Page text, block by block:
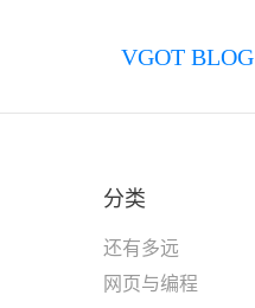
VGOT BLOG
分类
还有多远
网页与编程